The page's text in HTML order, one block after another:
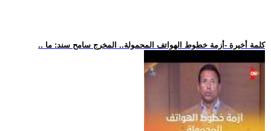
.. كلمة أخيرة -أزمة خطوط الهواتف المحمولة.. المخرج سامح سند: ما